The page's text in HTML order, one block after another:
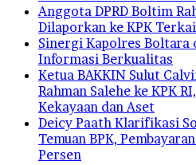
Anggota DPRD Boltim
Dilaporkan ke KPK
Sinergi Kapolres Boltara
Informasi Berkualitas
Ketua BAKKIN Sulut
Rahman Salehe ke KPK
Kekayaan dan Aset
Deicy Paath Klarifikasi
Temuan BPK,
Persen